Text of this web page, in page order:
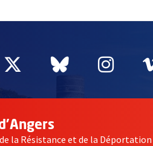
une nouvelle
Twitter
, Ouvre une
Bluesky
, Ouvre
,
la Résistance et de la Déportation